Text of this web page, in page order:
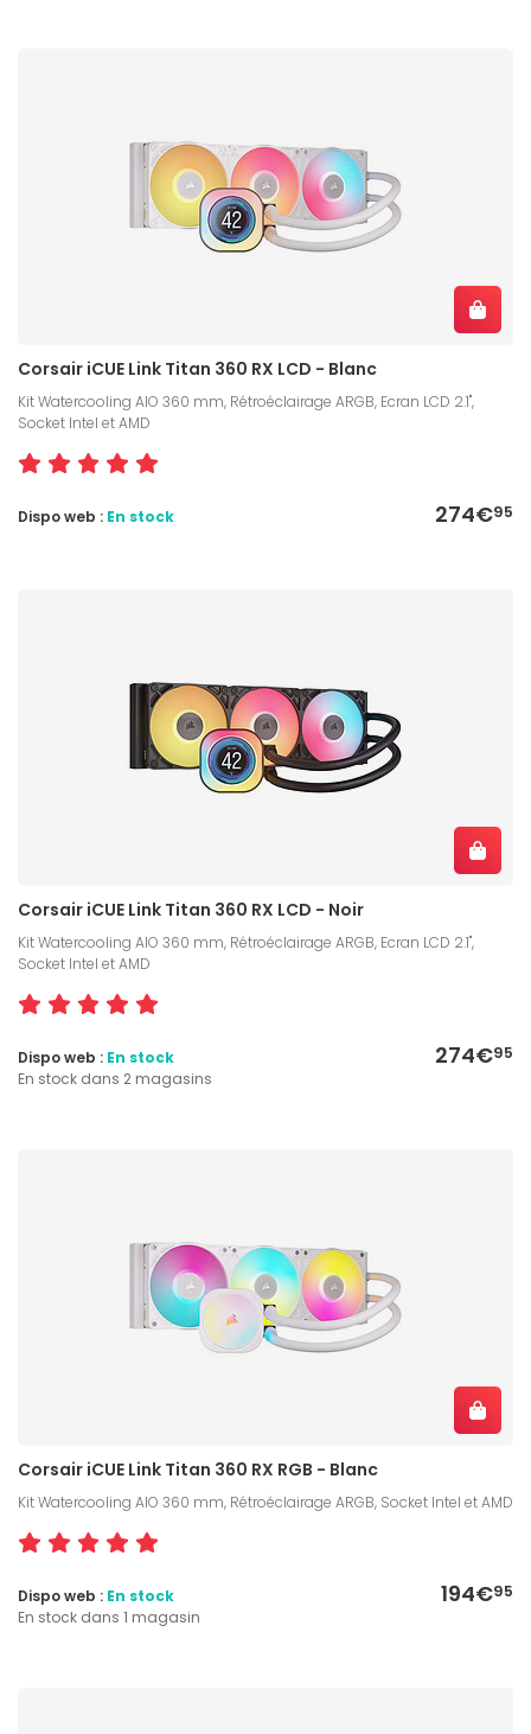
Corsair iCUE Link Titan 360 RX LCD - Blanc
Kit Watercooling AIO 360 mm, Rétroéclairage ARGB, Ecran LCD 2.1",
Socket Intel et AMD
274€95
Dispo web : En stock
Corsair iCUE Link Titan 360 RX LCD - Noir
Kit Watercooling AIO 360 mm, Rétroéclairage ARGB, Ecran LCD 2.1",
Socket Intel et AMD
274€95
Dispo web : En stock
En stock dans 2 magasins
Corsair iCUE Link Titan 360 RX RGB - Blanc
Kit Watercooling AIO 360 mm, Rétroéclairage ARGB, Socket Intel et AMD
194€95
Dispo web : En stock
En stock dans 1 magasin